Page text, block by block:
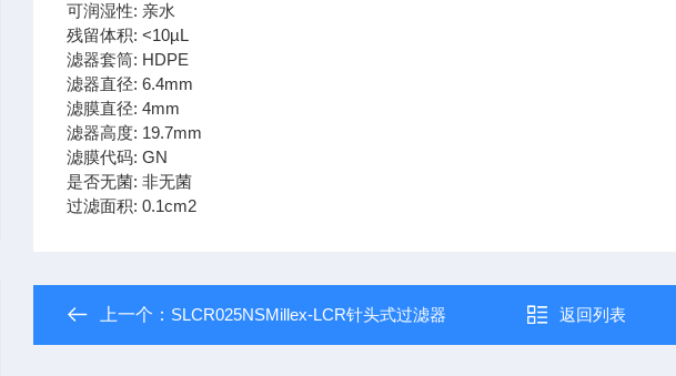
可润湿性: 亲水
残留体积: <10µL
滤器套筒: HDPE
滤器直径: 6.4mm
滤膜直径: 4mm
滤器高度: 19.7mm
滤膜代码: GN
是否无菌: 非无菌
过滤面积: 0.1cm2
上一个： SLCR025NSMillex-LCR针头式过滤器 返回列表